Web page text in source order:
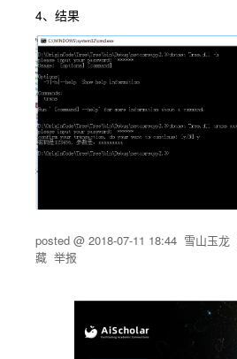
4、结果
posted @ 2018-07-11 18:44 雪山玉龙
藏 举报